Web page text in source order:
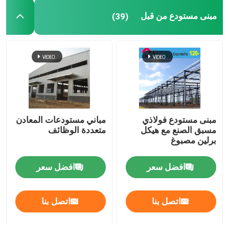
مبنى مستودع من قبل (39)
مبنى مستودع فولاذي
مسبق الصنع مع هيكل
برلين مصبوغ
افضل سعر
اتصل بنا
مباني مستودعات المعادن
متعددة الوظائف
افضل سعر
اتصل بنا